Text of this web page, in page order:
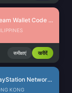
Steam Wallet Code (PHP)
समीक्षाएं खरीदें
PlayStation Network Card (HK)
KONG